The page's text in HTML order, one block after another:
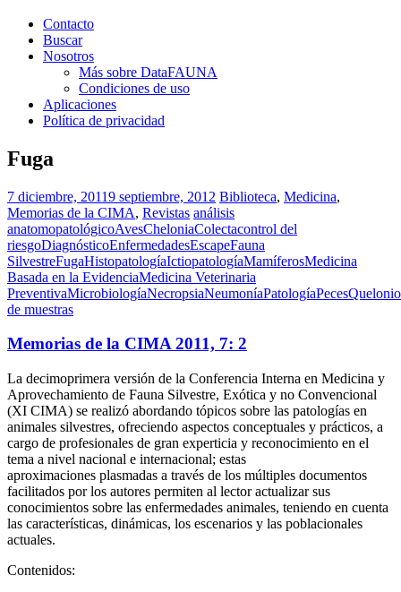
Saltar
contenido.
Contacto
Buscar
Nosotros
Más sobre DataFAUNA
Condiciones de uso
Aplicaciones
Política de privacidad
Fuga
7 diciembre, 20119 septiembre, 2012 Biblioteca, Medicina,
Memorias de la CIMA, Revistas análisis
anatomopatológicoAvesCheloniaColectacontrol del
riesgoDiagnósticoEnfermedadesEscapeFauna
SilvestreFugaHistopatologíaIctiopatologíaMamíferosMedicina
Basada en la EvidenciaMedicina Veterinaria
PreventivaMicrobiologíaNecropsiaNeumoníaPatologíaPeces
de muestras
Memorias de la CIMA 2011, 7: 2
La decimoprimera versión de la Conferencia Interna en Medicina y
Aprovechamiento de Fauna Silvestre, Exótica y no Convencional
(XI CIMA) se realizó abordando tópicos sobre las patologías en
animales silvestres, ofreciendo aspectos conceptuales y prácticos, a
cargo de profesionales de gran experticia y reconocimiento en el
tema a nivel nacional e internacional; estas
aproximaciones plasmadas a través de los múltiples documentos
facilitados por los autores permiten al lector actualizar sus
conocimientos sobre las enfermedades animales, teniendo en cuenta
las características, dinámicas, los escenarios y las poblacionales
actuales.
Contenidos: